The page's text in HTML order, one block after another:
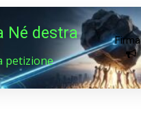
Né destra
petizione
Firma